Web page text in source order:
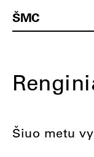
ŠMC
Šiuo metu